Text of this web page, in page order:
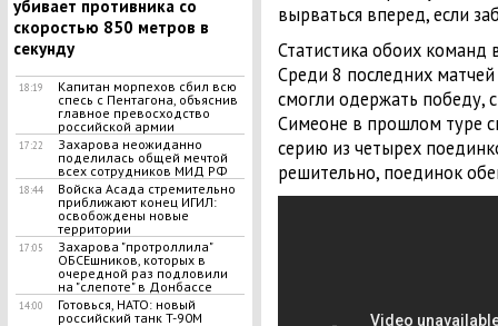
убивает противника со
скоростью 850 метров в
секунду
18:19
Капитан морпехов сбил всю
спесь с Пентагона, объяснив
главное превосходство
российской армии
17:22
Захарова неожиданно
поделилась общей мечтой
всех сотрудников МИД РФ
18:44
Войска Асада стремительно
приближают конец ИГИЛ:
освобождены новые
территории
17:05
Захарова "протроллила"
ОБСЕшников, которых в
очередной раз подловили
на "слепоте" в Донбассе
14:00
Готовься, НАТО: новый
российский танк T-90M
вырваться вперед, если
Статистика обоих
Среди 8 последних
смогли одержать победу,
Симеоне в прошлом туре
серию из четырех
решительно, поединок